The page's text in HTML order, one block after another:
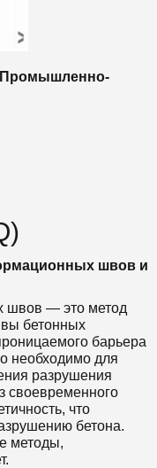
Промышленно-
швов и
швов — это метод
бетонных
барьера
необходимо для
разрушения
своевременного
что
бетона.
методы,